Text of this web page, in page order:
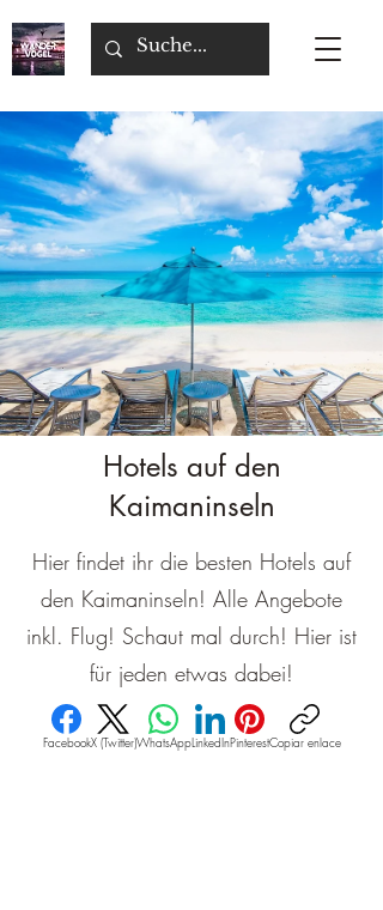
Hotels auf den
Kaimaninseln
Hier findet ihr die besten Hotels auf
den Kaimaninseln! Alle Angebote
inkl. Flug! Schaut mal durch! Hier ist
für jeden etwas dabei!
FacebookX (Twitter)WhatsAppLinkedInPinterestCopiar enlace